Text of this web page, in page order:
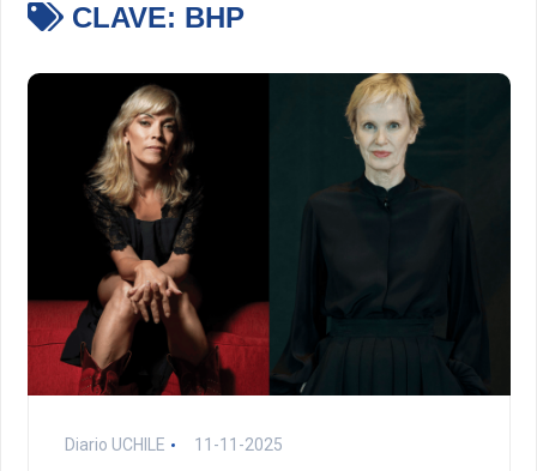
CLAVE: BHP
Diario UCHILE 11-11-2025